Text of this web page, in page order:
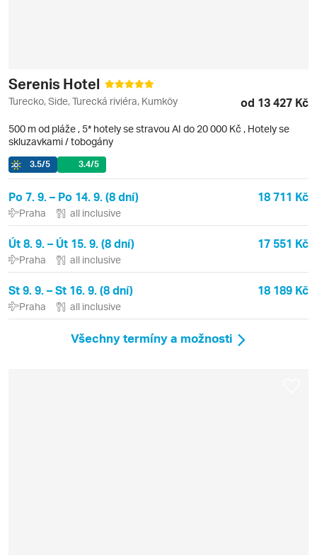
Serenis Hotel
Turecko, Side, Turecká riviéra, Kumköy od 13 427 Kč
500 m od pláže , 5* hotely se stravou AI do 20 000 Kč , Hotely se
skluzavkami / tobogány
3.5/5 3.4/5
Po 7. 9. – Po 14. 9. (8 dní) 18 711 Kč
Praha all inclusive
Út 8. 9. – Út 15. 9. (8 dní) 17 551 Kč
Praha all inclusive
St 9. 9. – St 16. 9. (8 dní) 18 189 Kč
Praha all inclusive
Všechny termíny a možnosti